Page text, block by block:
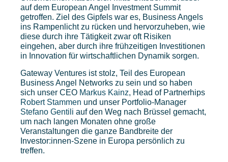
auf dem European Angel Investment Summit
getroffen. Ziel des Gipfels war es, Business Angels
ins Rampenlicht zu rücken und hervorzuheben, wie
diese durch ihre Tätigkeit zwar oft Risiken
eingehen, aber durch ihre frühzeitigen Investitionen
in Innovation für wirtschaftlichen Dynamik sorgen.
Gateway Ventures ist stolz, Teil des European
Business Angel Networks zu sein und so haben
sich unser CEO Markus Kainz, Head of Partnerhips
Robert Stammen und unser Portfolio-Manager
Stefano Gentili auf den Weg nach Brüssel gemacht,
um nach langen Monaten ohne große
Veranstaltungen die ganze Bandbreite der
Investor:innen-Szene in Europa persönlich zu
treffen.